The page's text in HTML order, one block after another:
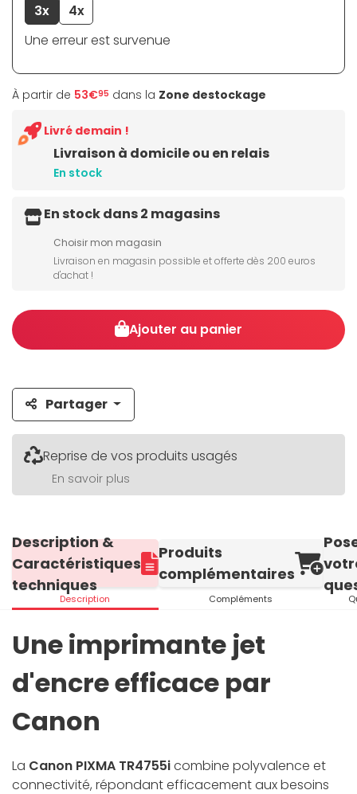
3x
4x
Une erreur est survenue
À partir de 53€95 dans la Zone destockage
Livraison à domicile ou en relais
En stock
Livré demain !
En stock dans 2 magasins
Choisir mon magasin
Livraison en magasin possible et offerte dès 200 euros
d'achat !
Ajouter au panier
Partager
Reprise de vos produits usagés
En savoir plus
Description &
Caractéristiques
techniques
Description
Produits
complémentaires
Compléments
Une imprimante jet
d'encre efficace par
Canon
La Canon PIXMA TR4755icombine polyvalence et
connectivité, répondant efficacement aux besoins